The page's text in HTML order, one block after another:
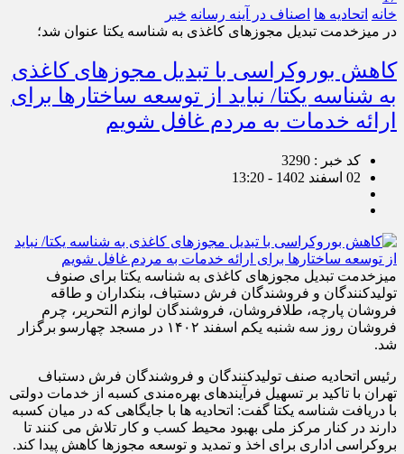
خانه اتحادیه ها اصناف در آینه رسانه خبر
در میزخدمت تبدیل مجوزهای کاغذی به شناسه یکتا عنوان شد؛
کاهش بوروکراسی با تبدیل مجوزهای کاغذی
به شناسه یکتا/ نباید از توسعه ساختارها برای
ارائه خدمات به مردم غافل شویم
کد خبر : 3290
02 اسفند 1402 - 13:20
میزخدمت تبدیل مجوزهای کاغذی به شناسه یکتا برای صنوف
تولیدکنندگان و فروشندگان فرش دستباف، بنکداران و طاقه
فروشان پارچه، طلافروشان، فروشندگان لوازم التحریر، چرم
فروشان روز سه شنبه یکم اسفند ۱۴۰۲ در مسجد چهارسو برگزار
شد.
رئیس اتحادیه صنف تولیدکنندگان و فروشندگان فرش دستباف
تهران با تاکید بر تسهیل فرآیندهای بهره‌مندی کسبه از خدمات دولتی
با دریافت شناسه یکتا گفت: اتحادیه ها با جایگاهی که در میان کسبه
دارند در کنار مرکز ملی بهبود محیط کسب و کار تلاش می کنند تا
بروکراسی اداری برای اخذ و تمدید و توسعه مجوزها کاهش پیدا کند.